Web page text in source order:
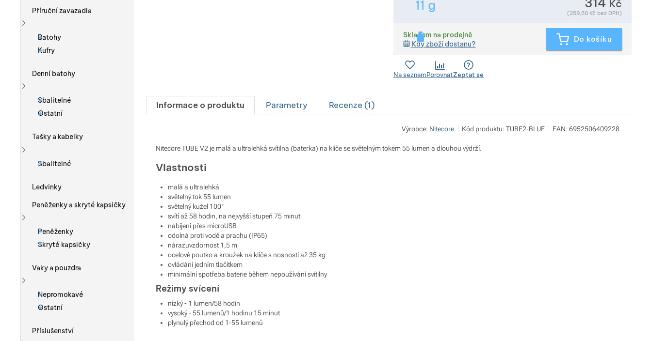
11 g Hmotnost v gramech. Téměř všechno zboží převažujeme
Kč
(259,50 Kč bez DPH)
Skladem na prodejně
Kdy zboží dostanu?
Do košíku
Na seznamPorovnatZeptat se
Informace o produktu Parametry Recenze (1)
Výrobce: Nitecore Kód produktu: TUBE2-BLUE EAN: 6952506409228
Nitecore TUBE V2 je malá a ultralehká svítilna (baterka) na klíče se světelným tokem 55 lumen a dlouhou výdrží.
Vlastnosti
malá a ultralehká
světelný tok 55 lumen
světelný kužel 100°
svítí až 58 hodin, na nejvyšší stupeň 75 minut
nabíjení přes microUSB
odolná proti vodě a prachu (IP65)
nárazuvzdornost 1,5 m
ocelové poutko a kroužek na klíče s nosností až 35 kg
ovládání jedním tlačítkem
minimální spotřeba baterie během nepoužívání svítilny
Režimy svícení
nízký - 1 lumen/58 hodin
vysoký - 55 lumenů/1 hodinu 15 minut
plynulý přechod od 1-55 lumenů
Příruční zavazadla
Zobrazit více
Batohy
Kufry
Denní batohy
Zobrazit více
Sbalitelné
Ostatní
Tašky a kabelky
Zobrazit více
Sbalitelné
Ledvinky
Peněženky a skryté kapsičky
Zobrazit více
Peněženky
Skryté kapsičky
Vaky a pouzdra
Zobrazit více
Nepromokavé
Ostatní
Příslušenství